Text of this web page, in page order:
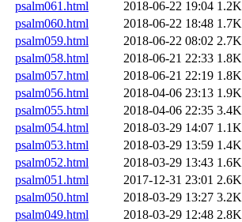
psalm061.html 2018-06-22 19:04 1.2K
psalm060.html
2018-06-22 18:48 1.7K
psalm059.html
2018-06-22 08:02 2.7K
psalm058.html
2018-06-21 22:33 1.8K
psalm057.html
2018-06-21 22:19 1.8K
psalm056.html
2018-04-06 23:13 1.9K
psalm055.html
2018-04-06 22:35 3.4K
psalm054.html
2018-03-29 14:07 1.1K
psalm053.html
2018-03-29 13:59 1.4K
psalm052.html
2018-03-29 13:43 1.6K
psalm051.html
2017-12-31 23:01 2.6K
psalm050.html
2018-03-29 13:27 3.2K
psalm049.html
2018-03-29 12:48 2.8K